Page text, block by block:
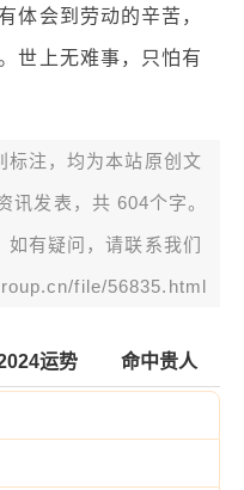
体会到劳动的辛苦，
世上无难事，只怕有
标注，均为本站原创文
讯 发表，共 604个字。
如有疑问，请联系我们
file/56835.html
运势 命中贵人